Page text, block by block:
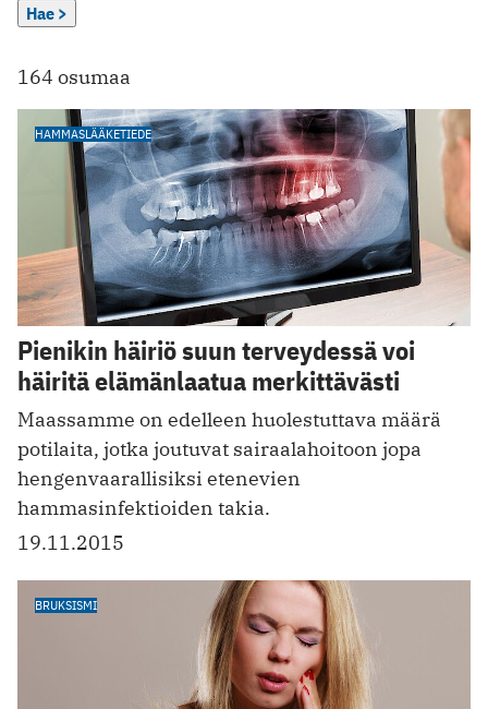
Hae >
164 osumaa
HAMMASLÄÄKETIEDE
Pienikin häiriö suun terveydessä voi
häiritä elämänlaatua merkittävästi
Maassamme on edelleen huolestuttava määrä
potilaita, jotka joutuvat sairaalahoitoon jopa
hengenvaarallisiksi etenevien
hammasinfektioiden takia.
19.11.2015
BRUKSISMI